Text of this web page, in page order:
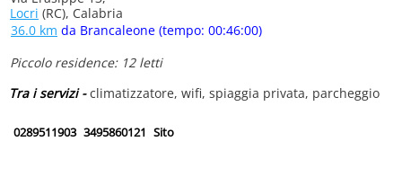
Locri (RC), Calabria
36.0 km da Brancaleone (tempo: 00:46:00)
Piccolo residence: 12 letti
Tra i servizi -climatizzatore, wifi, spiaggia privata, parcheggio
0289511903 3495860121 Sito